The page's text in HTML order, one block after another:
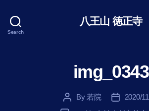
Search
八王山 徳正寺
img_0343
Post
author
By 若院
Post
date
2020/